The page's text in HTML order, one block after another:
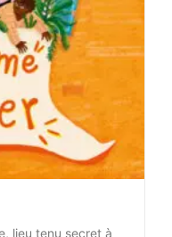
lieu tenu secret à